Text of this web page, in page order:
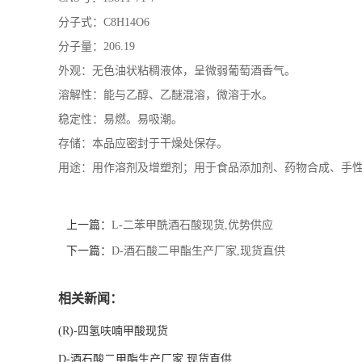
分子式：C8H14O6
分子量：206.19
外观：无色油状粘稠液体，呈微弱葡萄酒香气。
溶解性：能与乙醇、乙醚混溶，微溶于水。
稳定性：易燃。易吸潮。
存储：本品应密封于干燥处保存。
用途：用作溶剂及增塑剂；用于食品添加剂、药物合成、手
上一篇： L-二苯甲酰酒石酸现货,优势供应
下一篇： D-酒石酸二甲酯生产厂家,现货直供
相关新闻：
(R)-四氢呋喃甲酸现货
D-酒石酸二甲酯生产厂家,现货直供